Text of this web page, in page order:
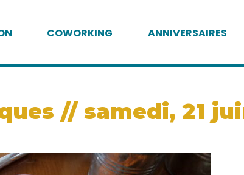
COWORKING ANNIVERSAIRES
// samedi, 21